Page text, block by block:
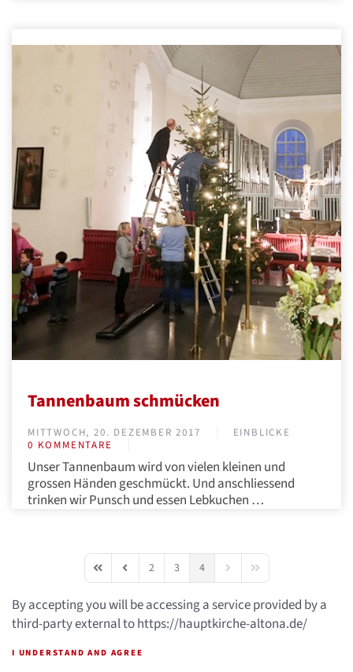
Tannenbaum schmücken
MITTWOCH, 20. DEZEMBER 2017
EINBLICKE
0 KOMMENTARE
Unser Tannenbaum wird von vielen kleinen und
grossen Händen geschmückt. Und anschliessend
trinken wir Punsch und essen Lebkuchen …
First PagePrevious Page
2 3 4 Next PageLast Page
By accepting you will be accessing a service provided by a
third-party external to https://hauptkirche-altona.de/
I UNDERSTAND AND AGREE